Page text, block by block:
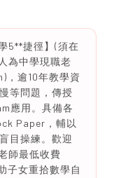
5**捷徑】(須在
為中學現職老
，逾10年教學資
等問題，傳授
應用。具備各
Paper，輔以
目操練。歡迎
師最低收費
子女重拾數學自